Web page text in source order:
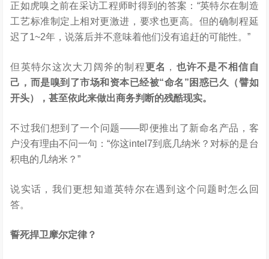
正如虎嗅之前在采访工程师时得到的答案：“英特尔在制造
工艺标准制定上相对更激进，要求也更高。但的确制程延
迟了1~2年，说落后并不意味着他们没有追赶的可能性。”
但英特尔这次大刀阔斧的制程更名 ， 也许不是不相信自
己，而是嗅到了市场和资本已经被“命名”困惑已久（譬如
开头），甚至依此来做出商务判断的残酷现实。
不过我们想到了一个问题——即便推出了新命名产品，客
户没有理由不问一句：“你这intel7到底几纳米？对标的是台
积电的几纳米？”
说实话，我们更想知道英特尔在遇到这个问题时怎么回
答。
誓死捍卫摩尔定律？